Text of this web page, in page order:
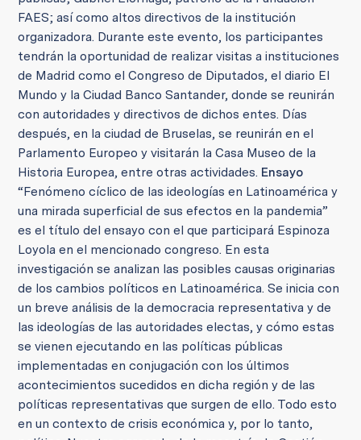
FAES; así como altos directivos de la institución
organizadora. Durante este evento, los participantes
tendrán la oportunidad de realizar visitas a instituciones
de Madrid como el Congreso de Diputados, el diario El
Mundo y la Ciudad Banco Santander, donde se reunirán
con autoridades y directivos de dichos entes. Días
después, en la ciudad de Bruselas, se reunirán en el
Parlamento Europeo y visitarán la Casa Museo de la
Historia Europea, entre otras actividades. Ensayo
“Fenómeno cíclico de las ideologías en Latinoamérica y
una mirada superficial de sus efectos en la pandemia”
es el título del ensayo con el que participará Espinoza
Loyola en el mencionado congreso. En esta
investigación se analizan las posibles causas originarias
de los cambios políticos en Latinoamérica. Se inicia con
un breve análisis de la democracia representativa y de
las ideologías de las autoridades electas, y cómo estas
se vienen ejecutando en las políticas públicas
implementadas en conjugación con los últimos
acontecimientos sucedidos en dicha región y de las
políticas representativas que surgen de ello. Todo esto
en un contexto de crisis económica y, por lo tanto,